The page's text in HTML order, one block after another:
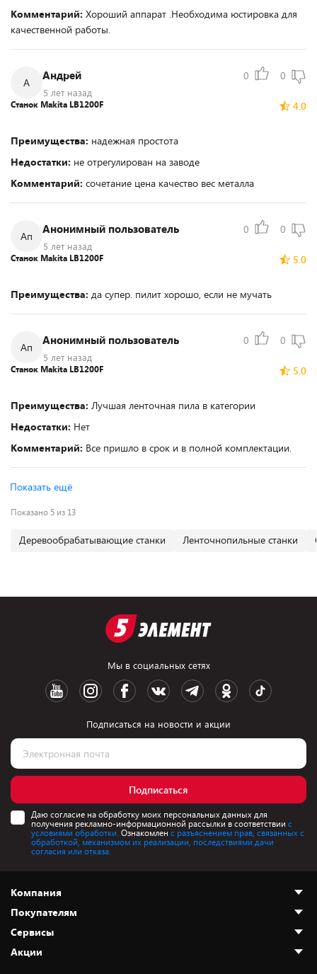
Комментарий: Хороший аппарат .Необходима юстировка для
качественной работы.
А
Андрей
5 лет назад
0 0
4.0
Станок Makita LB1200F
Преимущества: надежная простота
Недостатки: не отрегулирован на заводе
Комментарий: сочетание цена качество вес металла
Ап
Анонимный пользователь
5 лет назад
0 0
5.0
Станок Makita LB1200F
Преимущества: да супер. пилит хорошо, если не мучать
Ап
Анонимный пользователь
5 лет назад
0 0
5.0
Станок Makita LB1200F
Преимущества: Лучшая ленточная пила в категории
Недостатки: Нет
Комментарий: Все пришло в срок и в полной комплектации.
Показать ещё
Показано 5 из 13
Деревообрабатывающие станки Ленточнопильные станки
Мы в социальных сетях
Подписаться на новости и акции
Подписаться
Даю согласие на обработку моих персональных данных для
получения рекламно-информационной рассылки в соответствии с
условиями обработки. Ознакомлен с разъяснением прав, связанных с
обработкой, механизмом их реализации, последствиями дачи
согласия или отказа.
Компания
О нас
Адреса магазинов
Новости
Покупателям
Как сделать заказ
Оплата и доставка
Сервисы
Акции